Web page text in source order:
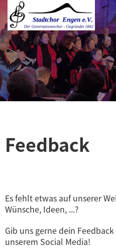
Feedback
Es fehlt etwas auf unserer
Wünsche, Ideen, ...?
Gib uns gerne dein
unserem Social Media!